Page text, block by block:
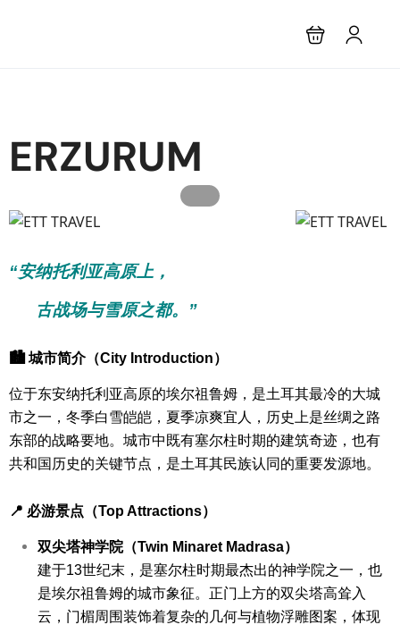
ERZURUM
“安纳托利亚高原上，
古战场与雪原之都。”
🏙 城市简介（City Introduction）
位于东安纳托利亚高原的埃尔祖鲁姆，是土耳其最冷的大城
市之一，冬季白雪皑皑，夏季凉爽宜人，历史上是丝绸之路
东部的战略要地。城市中既有塞尔柱时期的建筑奇迹，也有
共和国历史的关键节点，是土耳其民族认同的重要发源地。
📍 必游景点（Top Attractions）
双尖塔神学院（Twin Minaret Madrasa）
建于13世纪末，是塞尔柱时期最杰出的神学院之一，也
是埃尔祖鲁姆的城市象征。正门上方的双尖塔高耸入
云，门楣周围装饰着复杂的几何与植物浮雕图案，体现